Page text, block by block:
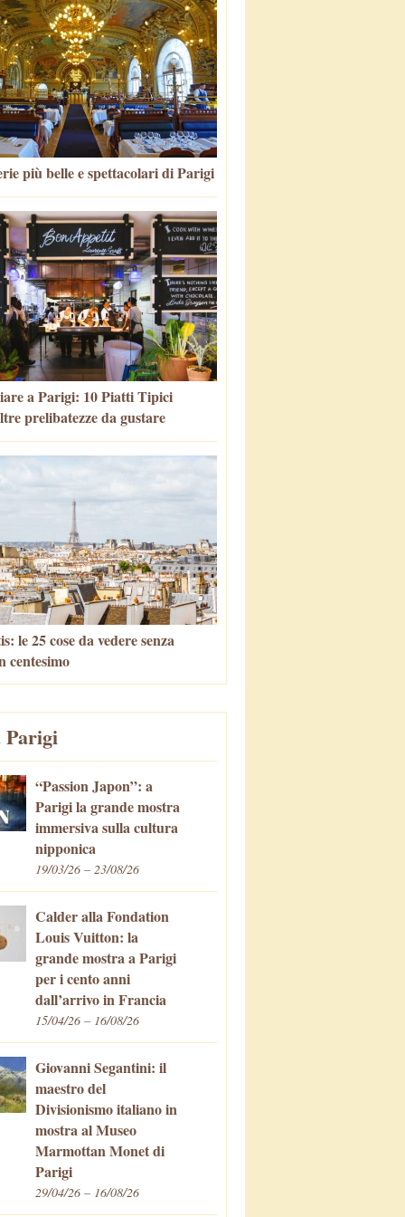
più belle e spettacolari di Parigi
a Parigi: 10 Piatti Tipici
prelibatezze da gustare
le 25 cose da vedere senza
centesimo
Parigi
“Passion Japon”: a
Parigi la grande mostra
immersiva sulla cultura
nipponica
19/03/26 – 23/08/26
Calder alla Fondation
Louis Vuitton: la
grande mostra a Parigi
per i cento anni
dall’arrivo in Francia
15/04/26 – 16/08/26
Giovanni Segantini: il
maestro del
Divisionismo italiano in
mostra al Museo
Marmottan Monet di
Parigi
29/04/26 – 16/08/26